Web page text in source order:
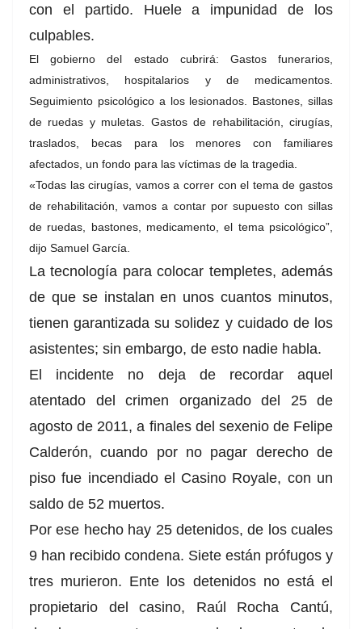
con el partido. Huele a impunidad de los
culpables.
El gobierno del estado cubrirá: Gastos funerarios,
administrativos, hospitalarios y de medicamentos.
Seguimiento psicológico a los lesionados. Bastones, sillas
de ruedas y muletas. Gastos de rehabilitación, cirugías,
traslados, becas para los menores con familiares
afectados, un fondo para las víctimas de la tragedia.
«Todas las cirugías, vamos a correr con el tema de gastos
de rehabilitación, vamos a contar por supuesto con sillas
de ruedas, bastones, medicamento, el tema psicológico”,
dijo Samuel García.
La tecnología para colocar templetes, además
de que se instalan en unos cuantos minutos,
tienen garantizada su solidez y cuidado de los
asistentes; sin embargo, de esto nadie habla.
El incidente no deja de recordar aquel
atentado del crimen organizado del 25 de
agosto de 2011, a finales del sexenio de Felipe
Calderón, cuando por no pagar derecho de
piso fue incendiado el Casino Royale, con un
saldo de 52 muertos.
Por ese hecho hay 25 detenidos, de los cuales
9 han recibido condena. Siete están prófugos y
tres murieron. Ente los detenidos no está el
propietario del casino, Raúl Rocha Cantú,